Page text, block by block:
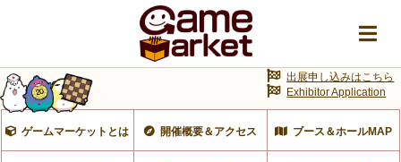
ゲームマーケットとは 開催概要＆アクセス ブース＆ホールMAP
出展申し込みはこちら
Exhibitor Application